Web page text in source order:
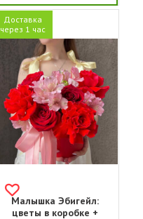
Доставка
через 1 час
Малышка Эбигейл:
цветы в коробке +